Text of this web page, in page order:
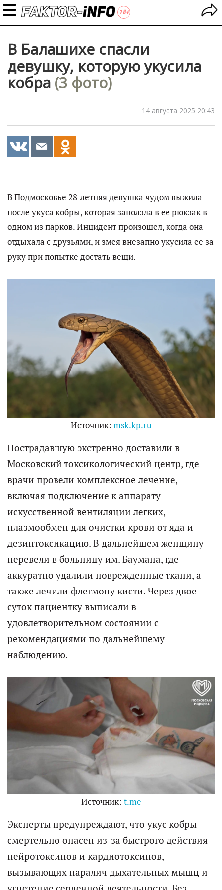
В Балашихе спасли
девушку, которую укусила
кобра (3 фото)
14 августа 2025 20:43
В Подмосковье 28-летняя девушка чудом выжила
после укуса кобры, которая заползла в ее рюкзак в
одном из парков. Инцидент произошел, когда она
отдыхала с друзьями, и змея внезапно укусила ее за
руку при попытке достать вещи.
Источник: msk.kp.ru
Пострадавшую экстренно доставили в
Московский токсикологический центр, где
врачи провели комплексное лечение,
включая подключение к аппарату
искусственной вентиляции легких,
плазмообмен для очистки крови от яда и
дезинтоксикацию. В дальнейшем женщину
перевели в больницу им. Баумана, где
аккуратно удалили поврежденные ткани, а
также лечили флегмону кисти. Через двое
суток пациентку выписали в
удовлетворительном состоянии с
рекомендациями по дальнейшему
наблюдению.
Источник: t.me
Эксперты предупреждают, что укус кобры
смертельно опасен из-за быстрого действия
нейротоксинов и кардиотоксинов,
вызывающих паралич дыхательных мышц и